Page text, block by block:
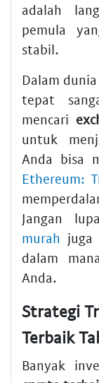
adalah
pemula
stabil.
Dalam dunia
tepat
mencari
untuk
Anda bisa
Ethereum:
Jangan
murah juga
dalam
Anda.
Strategi
Terbaik
Banyak